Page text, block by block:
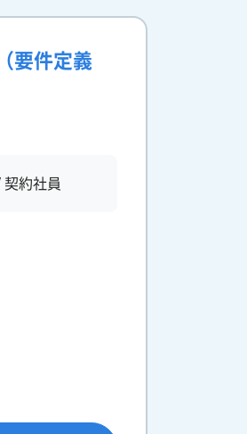
要件定義
契約社員